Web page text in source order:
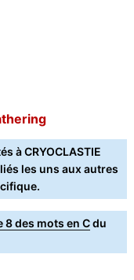
à CRYOCLASTIE
les uns aux autres
8 des mots en Cdu